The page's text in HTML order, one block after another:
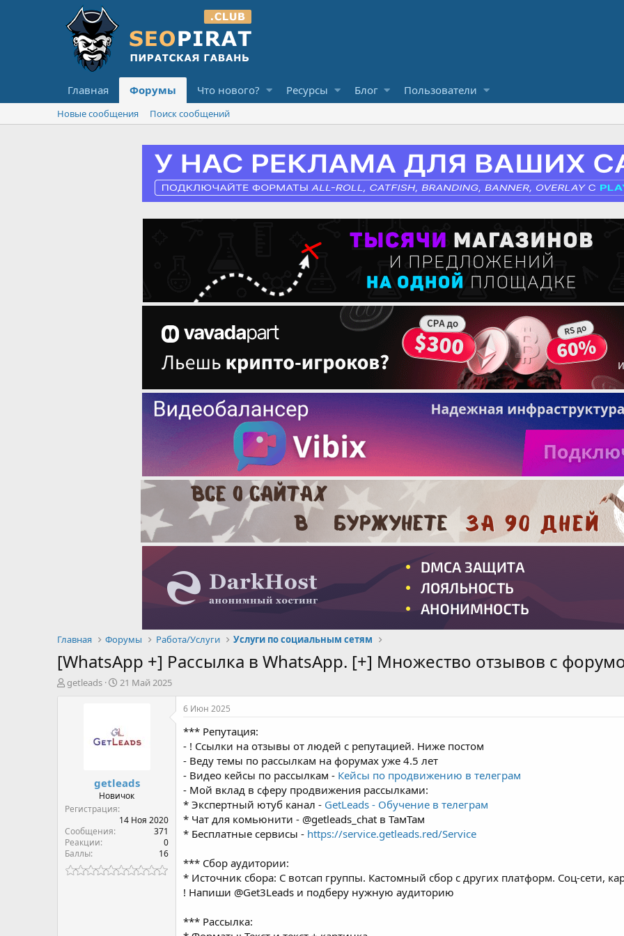
Главная Форумы Что нового? Ресурсы Блог Пользователи
Новые сообщения Поиск сообщений
Главная Форумы Работа/Услуги Услуги по социальным сетям
[WhatsApp +] Рассылка в WhatsApp. [+] Множество отзывов с
А
getleads
Д
н
а
л
а
21 Май 2025
getleads
Новичок
Регистрация
14 Ноя 2020
Сообщения
371
Реакции
0
Баллы
16
6 Июн 2025
*** Репутация:
- ! Ссылки на отзывы от людей с репутацией. Ниже постом
- Веду темы по рассылкам на форумах уже 4.5 лет
- Видео кейсы по рассылкам - Кейсы по продвижению в телеграм
- Мой вклад в сферу продвижения рассылками:
* Экспертный ютуб канал - GetLeads - Обучение в телеграм
* Чат для комьюнити - @getleads_chat в ТамТам
* Бесплатные сервисы - https://service.getleads.red/Service
*** Сбор аудитории:
* Источник сбора: С вотсап группы. Кастомный сбор с других платформ. Соц-сети,
! Напиши @Get3Leads и подберу нужную аудиторию
*** Рассылка: